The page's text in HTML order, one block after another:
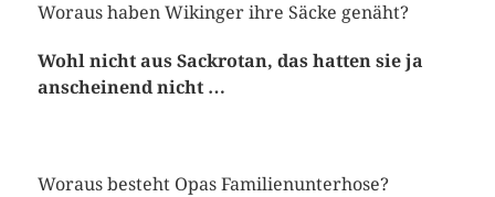
Woraus haben Wikinger ihre Säcke genäht?
Wohl nicht aus Sackrotan, das hatten sie ja
anscheinend nicht …
Woraus besteht Opas Familienunterhose?